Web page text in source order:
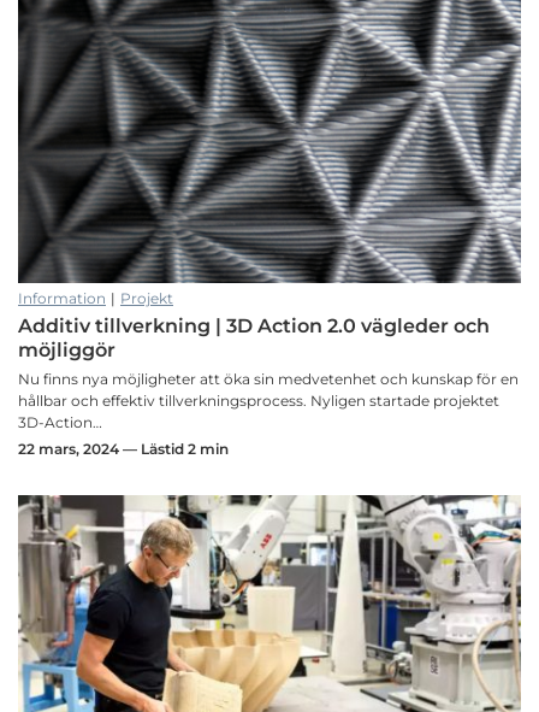
Information | Projekt
Additiv tillverkning | 3D Action 2.0 vägleder och
möjliggör
Nu finns nya möjligheter att öka sin medvetenhet och kunskap för en
hållbar och effektiv tillverkningsprocess. Nyligen startade projektet
3D-Action…
22 mars, 2024 — Lästid 2 min